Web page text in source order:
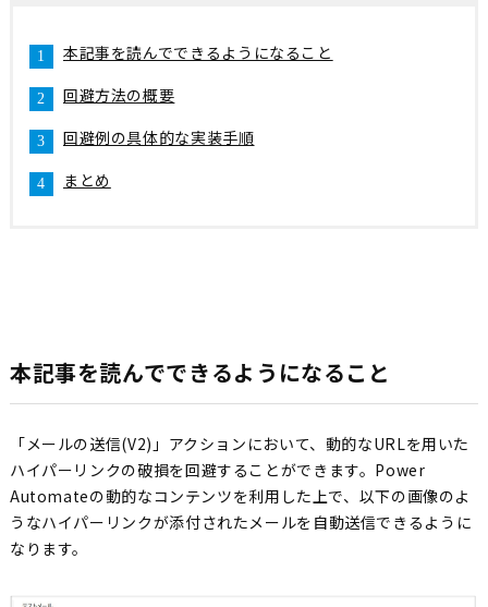
本記事を読んでできるようになること
回避方法の概要
回避例の具体的な実装手順
まとめ
本記事を読んでできるようになること
「メールの送信(V2)」アクションにおいて、動的なURLを用いた
ハイパーリンクの破損を回避することができます。Power
Automateの動的なコンテンツを利用した上で、以下の画像のよ
うなハイパーリンクが添付されたメールを自動送信できるように
なります。